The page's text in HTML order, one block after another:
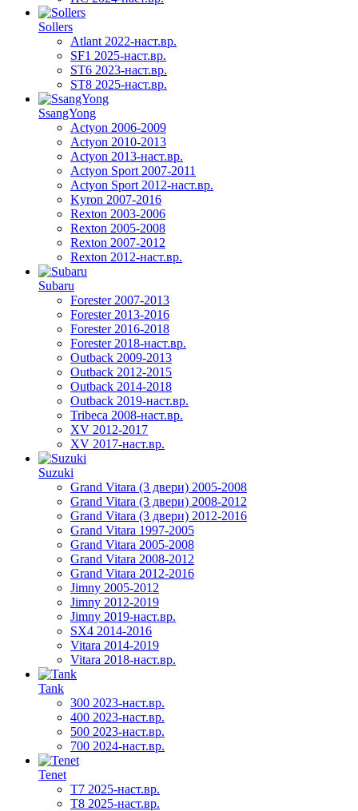
Sollers
Atlant 2022-наст.вр.
SF1 2025-наст.вр.
ST6 2023-наст.вр.
ST8 2025-наст.вр.
SsangYong
Actyon 2006-2009
Actyon 2010-2013
Actyon 2013-наст.вр.
Actyon Sport 2007-2011
Actyon Sport 2012-наст.вр.
Kyron 2007-2016
Rexton 2003-2006
Rexton 2005-2008
Rexton 2007-2012
Rexton 2012-наст.вр.
Subaru
Forester 2007-2013
Forester 2013-2016
Forester 2016-2018
Forester 2018-наст.вр.
Outback 2009-2013
Outback 2012-2015
Outback 2014-2018
Outback 2019-наст.вр.
Tribeca 2008-наст.вр.
XV 2012-2017
XV 2017-наст.вр.
Suzuki
Grand Vitara (3 двери) 2005-2008
Grand Vitara (3 двери) 2008-2012
Grand Vitara (3 двери) 2012-2016
Grand Vitara 1997-2005
Grand Vitara 2005-2008
Grand Vitara 2008-2012
Grand Vitara 2012-2016
Jimny 2005-2012
Jimny 2012-2019
Jimny 2019-наст.вр.
SX4 2014-2016
Vitara 2014-2019
Vitara 2018-наст.вр.
Tank
300 2023-наст.вр.
400 2023-наст.вр.
500 2023-наст.вр.
700 2024-наст.вр.
Tenet
T7 2025-наст.вр.
T8 2025-наст.вр.